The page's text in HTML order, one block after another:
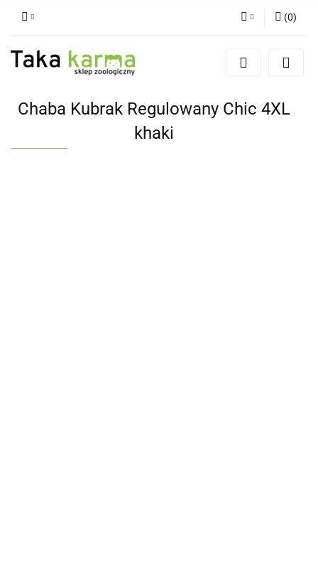
Zaloguj się
Zgody cookies
(0)
Chaba Kubrak Regulowany Chic 4XL
khaki